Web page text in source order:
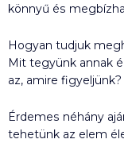
könnyű és
Hogyan tudjuk
Mit tegyünk annak
az, amire figyeljünk?
Érdemes néhány
tehetünk az elem